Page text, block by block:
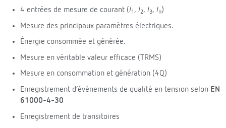
4 entrées de mesure de courant (I1 , I2, I3, In)
Mesure des principaux paramètres électriques.
Énergie consommée et générée.
Mesure en véritable valeur efficace (TRMS)
Mesure en consommation et génération (4Q)
Enregistrement d’événements de qualité en tension selon EN
61000-4-30
Enregistrement de transitoires